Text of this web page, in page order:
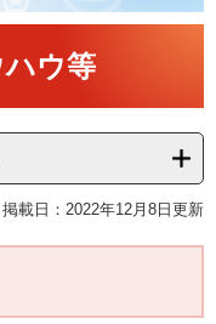
ウ等
掲載日：2022年12月8日更新